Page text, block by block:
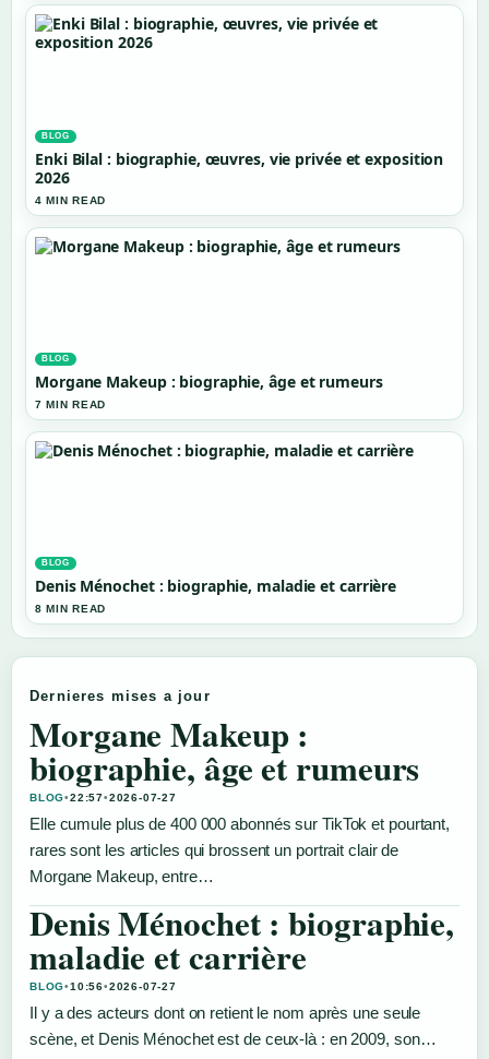
BLOG
Enki Bilal : biographie, œuvres, vie privée et exposition
2026
4 MIN READ
BLOG
Morgane Makeup : biographie, âge et rumeurs
7 MIN READ
BLOG
Denis Ménochet : biographie, maladie et carrière
8 MIN READ
Dernieres mises a jour
Morgane Makeup :
biographie, âge et rumeurs
BLOG•22:57•2026-07-27
Elle cumule plus de 400 000 abonnés sur TikTok et pourtant,
rares sont les articles qui brossent un portrait clair de
Morgane Makeup, entre…
Denis Ménochet : biographie,
maladie et carrière
BLOG•10:56•2026-07-27
Il y a des acteurs dont on retient le nom après une seule
scène, et Denis Ménochet est de ceux-là : en 2009, son…